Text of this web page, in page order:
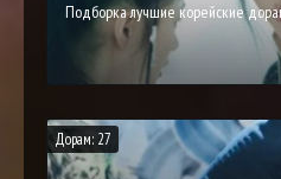
Подборка лучшие корейские
Дорам: 27